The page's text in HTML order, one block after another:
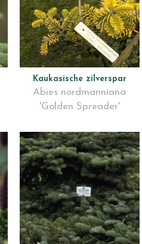
Kaukasische zilverspar
Abies nordmanniana
'Golden Spreader'